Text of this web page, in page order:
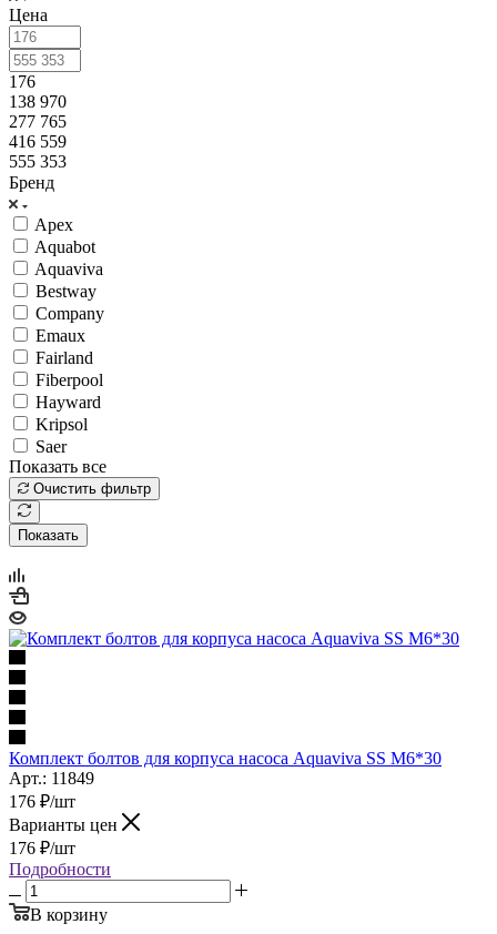
Цена
176
138 970
277 765
416 559
555 353
Бренд
Apex
Aquabot
Aquaviva
Bestway
Company
Emaux
Fairland
Fiberpool
Hayward
Kripsol
Saer
Показать все
Очистить фильтр
Показать
Комплект болтов для корпуса насоса Aquaviva SS M6*30
Арт.: 11849
176 ₽/шт
Варианты цен
176 ₽/шт
Подробности
В корзину